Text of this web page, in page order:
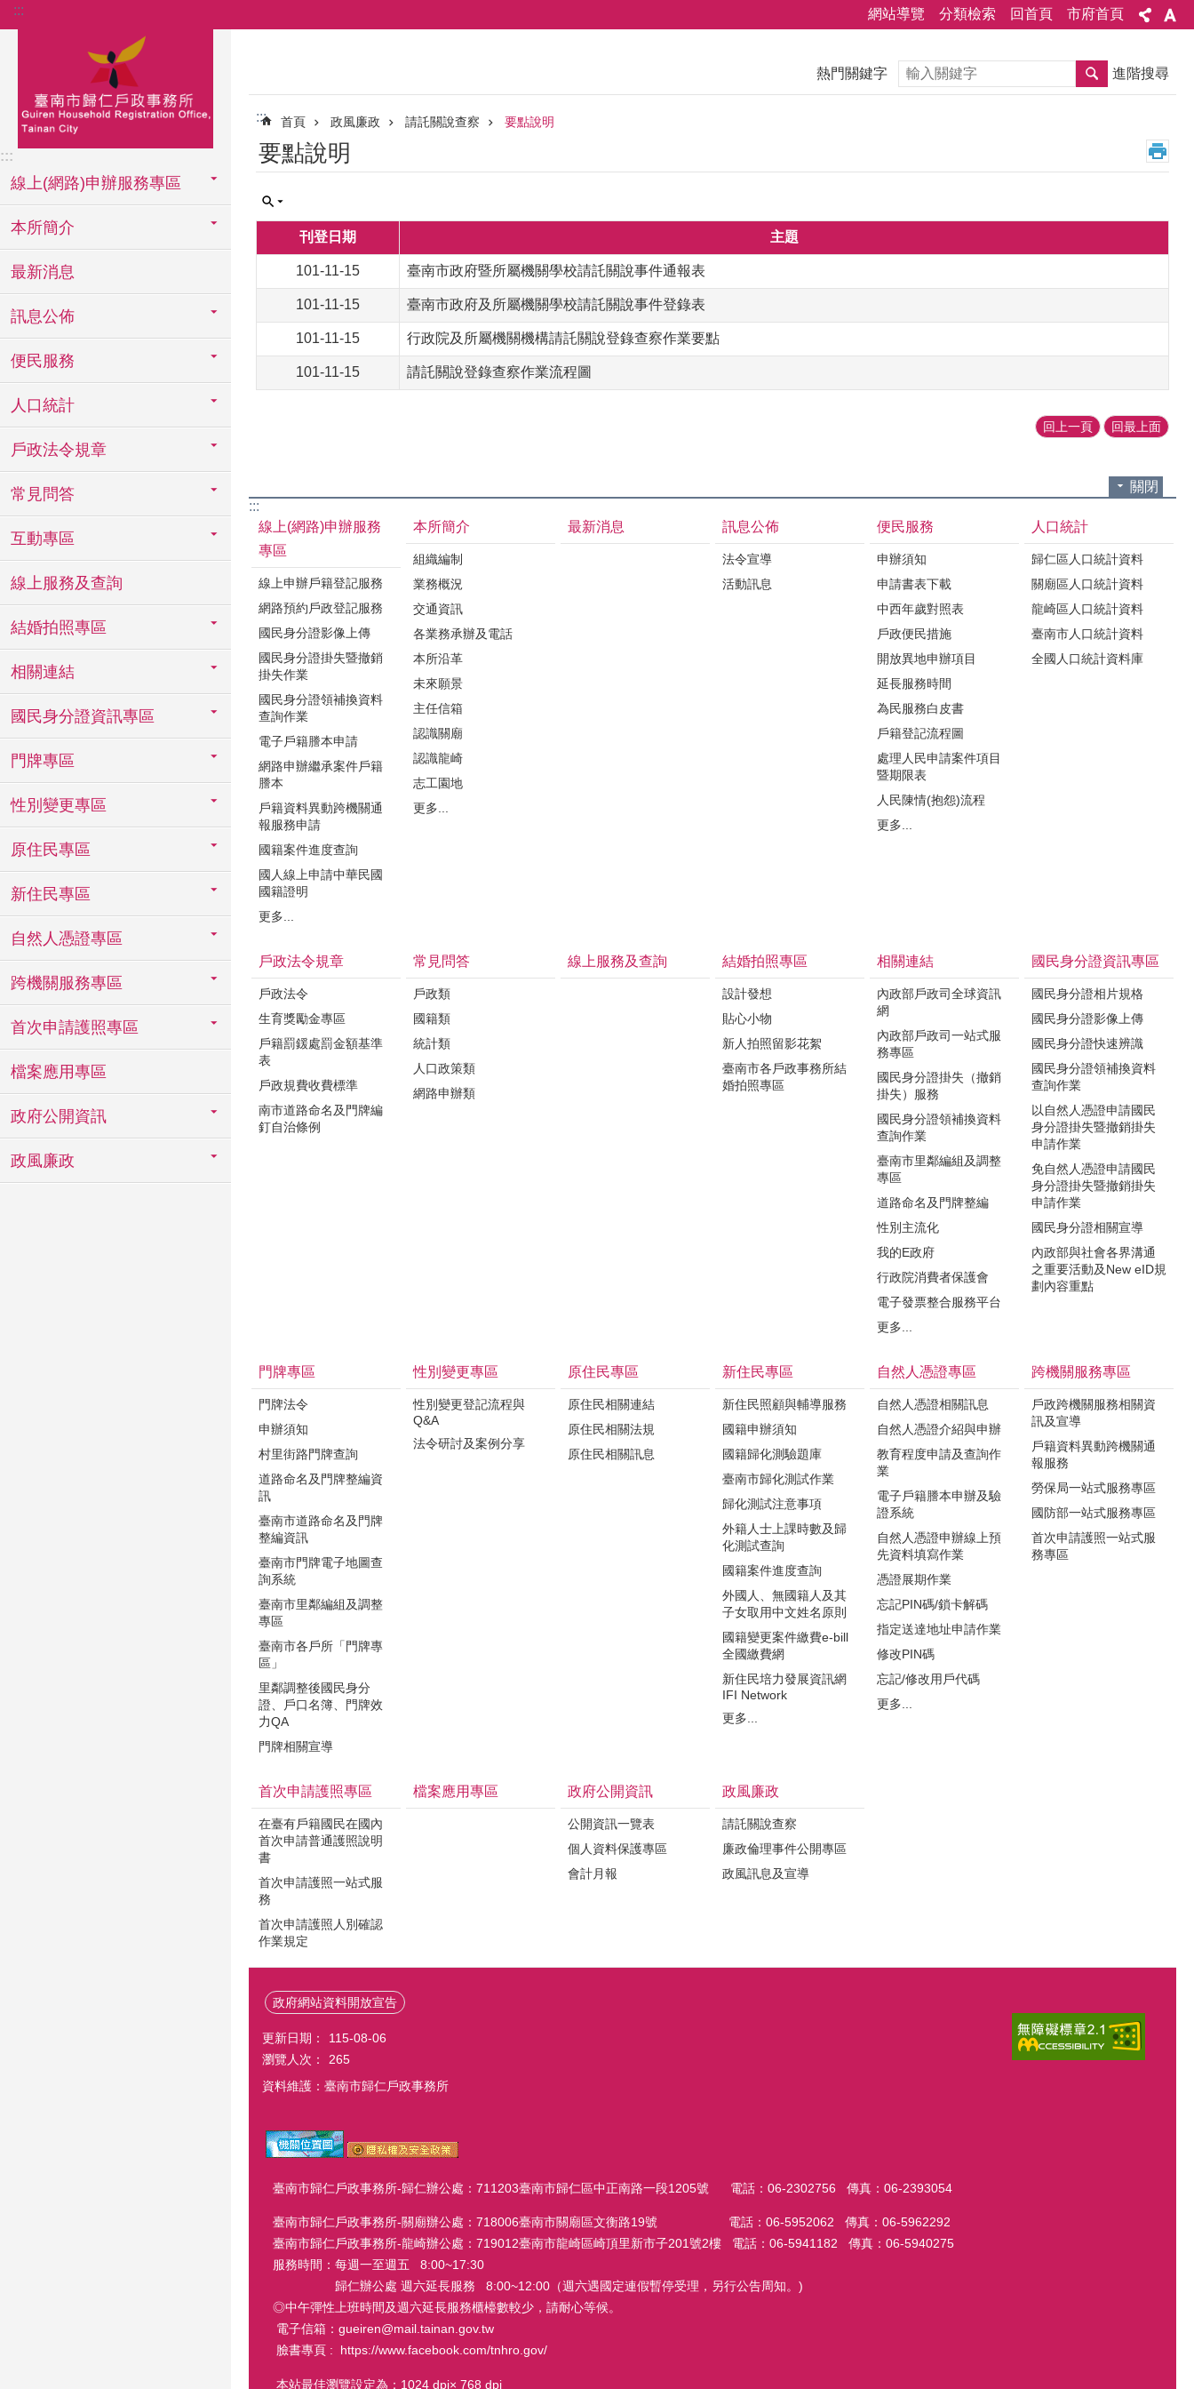
跳到主要內容區塊
::: 網站導覽 分類檢索 回首頁 市府首頁
:::
線上(網路)申辦服務專區
本所簡介
最新消息
訊息公佈
便民服務
人口統計
戶政法令規章
常見問答
互動專區
線上服務及查詢
結婚拍照專區
相關連結
國民身分證資訊專區
門牌專區
性別變更專區
原住民專區
新住民專區
自然人憑證專區
跨機關服務專區
首次申請護照專區
檔案應用專區
政府公開資訊
政風廉政
熱門關鍵字 搜尋 進階搜尋
::: 首頁 政風廉政 請託關說查察 要點說明
要點說明
刊登日期 主題
101-11-15 臺南市政府暨所屬機關學校請託關說事件通報表
101-11-15 臺南市政府及所屬機關學校請託關說事件登錄表
101-11-15 行政院及所屬機關機構請託關說登錄查察作業要點
101-11-15 請託關說登錄查察作業流程圖
回上一頁 回最上面
關閉
:::
線上(網路)申辦服務
專區
線上申辦戶籍登記服務
網路預約戶政登記服務
國民身分證影像上傳
國民身分證掛失暨撤銷
掛失作業
國民身分證領補換資料
查詢作業
電子戶籍謄本申請
網路申辦繼承案件戶籍
謄本
戶籍資料異動跨機關通
報服務申請
國籍案件進度查詢
國人線上申請中華民國
國籍證明
更多...
本所簡介
組織編制
業務概況
交通資訊
各業務承辦及電話
本所沿革
未來願景
主任信箱
認識關廟
認識龍崎
志工園地
更多...
最新消息 訊息公佈
法令宣導
活動訊息
便民服務
申辦須知
申請書表下載
中西年歲對照表
戶政便民措施
開放異地申辦項目
延長服務時間
為民服務白皮書
戶籍登記流程圖
處理人民申請案件項目
暨期限表
人民陳情(抱怨)流程
更多...
人口統計
歸仁區人口統計資料
關廟區人口統計資料
龍崎區人口統計資料
臺南市人口統計資料
全國人口統計資料庫
戶政法令規章
戶政法令
生育獎勵金專區
戶籍罰鍰處罰金額基準
表
戶政規費收費標準
南市道路命名及門牌編
釘自治條例
常見問答
戶政類
國籍類
統計類
人口政策類
網路申辦類
線上服務及查詢 結婚拍照專區
設計發想
貼心小物
新人拍照留影花絮
臺南市各戶政事務所結
婚拍照專區
相關連結
內政部戶政司全球資訊
網
內政部戶政司一站式服
務專區
國民身分證掛失（撤銷
掛失）服務
國民身分證領補換資料
查詢作業
臺南市里鄰編組及調整
專區
道路命名及門牌整編
性別主流化
我的E政府
行政院消費者保護會
電子發票整合服務平台
更多...
國民身分證資訊專區
國民身分證相片規格
國民身分證影像上傳
國民身分證快速辨識
國民身分證領補換資料
查詢作業
以自然人憑證申請國民
身分證掛失暨撤銷掛失
申請作業
免自然人憑證申請國民
身分證掛失暨撤銷掛失
申請作業
國民身分證相關宣導
內政部與社會各界溝通
之重要活動及New eID規
劃內容重點
門牌專區
門牌法令
申辦須知
村里街路門牌查詢
道路命名及門牌整編資
訊
臺南市道路命名及門牌
整編資訊
臺南市門牌電子地圖查
詢系統
臺南市里鄰編組及調整
專區
臺南市各戶所「門牌專
區」
里鄰調整後國民身分
證、戶口名簿、門牌效
力QA
門牌相關宣導
性別變更專區
性別變更登記流程與
Q&A
法令研討及案例分享
原住民專區
原住民相關連結
原住民相關法規
原住民相關訊息
新住民專區
新住民照顧與輔導服務
國籍申辦須知
國籍歸化測驗題庫
臺南市歸化測試作業
歸化測試注意事項
外籍人士上課時數及歸
化測試查詢
國籍案件進度查詢
外國人、無國籍人及其
子女取用中文姓名原則
國籍變更案件繳費e-bill
全國繳費網
新住民培力發展資訊網
IFI Network
更多...
自然人憑證專區
自然人憑證相關訊息
自然人憑證介紹與申辦
教育程度申請及查詢作
業
電子戶籍謄本申辦及驗
證系統
自然人憑證申辦線上預
先資料填寫作業
憑證展期作業
忘記PIN碼/鎖卡解碼
指定送達地址申請作業
修改PIN碼
忘記/修改用戶代碼
更多...
跨機關服務專區
戶政跨機關服務相關資
訊及宣導
戶籍資料異動跨機關通
報服務
勞保局一站式服務專區
國防部一站式服務專區
首次申請護照一站式服
務專區
首次申請護照專區
在臺有戶籍國民在國內
首次申請普通護照說明
書
首次申請護照一站式服
務
首次申請護照人別確認
作業規定
檔案應用專區 政府公開資訊
公開資訊一覽表
個人資料保護專區
會計月報
政風廉政
請託關說查察
廉政倫理事件公開專區
政風訊息及宣導
政府網站資料開放宣告
更新日期：
115-08-06
瀏覽人次：
265
資料維護：臺南市歸仁戶政事務所
臺南市歸仁戶政事務所-歸仁辦公處：711203臺南市歸仁區中正南路一段1205號 電話：06-2302756 傳真：06-2393054
臺南市歸仁戶政事務所-關廟辦公處：718006臺南市關廟區文衡路19號 電話：06-5952062 傳真：06-5962292
臺南市歸仁戶政事務所-龍崎辦公處：719012臺南市龍崎區崎頂里新市子201號2樓 電話：06-5941182 傳真：06-5940275
服務時間：每週一至週五 8:00~17:30
歸仁辦公處 週六延長服務 8:00~12:00（週六遇國定連假暫停受理，另行公告周知。)
◎中午彈性上班時間及週六延長服務櫃檯數較少，請耐心等候。
電子信箱：gueiren@mail.tainan.gov.tw
臉書專頁 : https://www.facebook.com/tnhro.gov/
本站最佳瀏覽設定為：1024 dpi× 768 dpi